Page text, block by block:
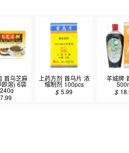
首乌芝麻
溶) 6袋
7.99
上药方剂 首乌片 浓
缩制剂 100pcs
$5.99
羊城牌
$